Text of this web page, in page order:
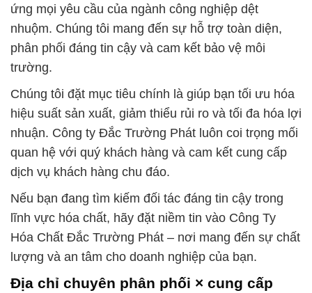
ứng mọi yêu cầu của ngành công nghiệp dệt
nhuộm. Chúng tôi mang đến sự hỗ trợ toàn diện,
phân phối đáng tin cậy và cam kết bảo vệ môi
trường.
Chúng tôi đặt mục tiêu chính là giúp bạn tối ưu hóa
hiệu suất sản xuất, giảm thiểu rủi ro và tối đa hóa lợi
nhuận. Công ty Đắc Trường Phát luôn coi trọng mối
quan hệ với quý khách hàng và cam kết cung cấp
dịch vụ khách hàng chu đáo.
Nếu bạn đang tìm kiếm đối tác đáng tin cậy trong
lĩnh vực hóa chất, hãy đặt niềm tin vào Công Ty
Hóa Chất Đắc Trường Phát – nơi mang đến sự chất
lượng và an tâm cho doanh nghiệp của bạn.
Địa chỉ chuyên phân phối × cung cấp